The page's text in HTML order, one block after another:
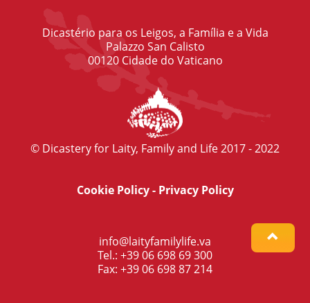
Dicastério para os Leigos, a Família e a Vida
Palazzo San Calisto
00120 Cidade do Vaticano
© Dicastery for Laity, Family and Life 2017 - 2022
Cookie Policy- Privacy Policy
info@laityfamilylife.va
Tel.: +39 06 698 69 300
Fax: +39 06 698 87 214